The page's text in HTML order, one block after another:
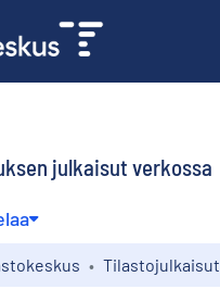
julkaisut verkossa
Tilastojulkaisut